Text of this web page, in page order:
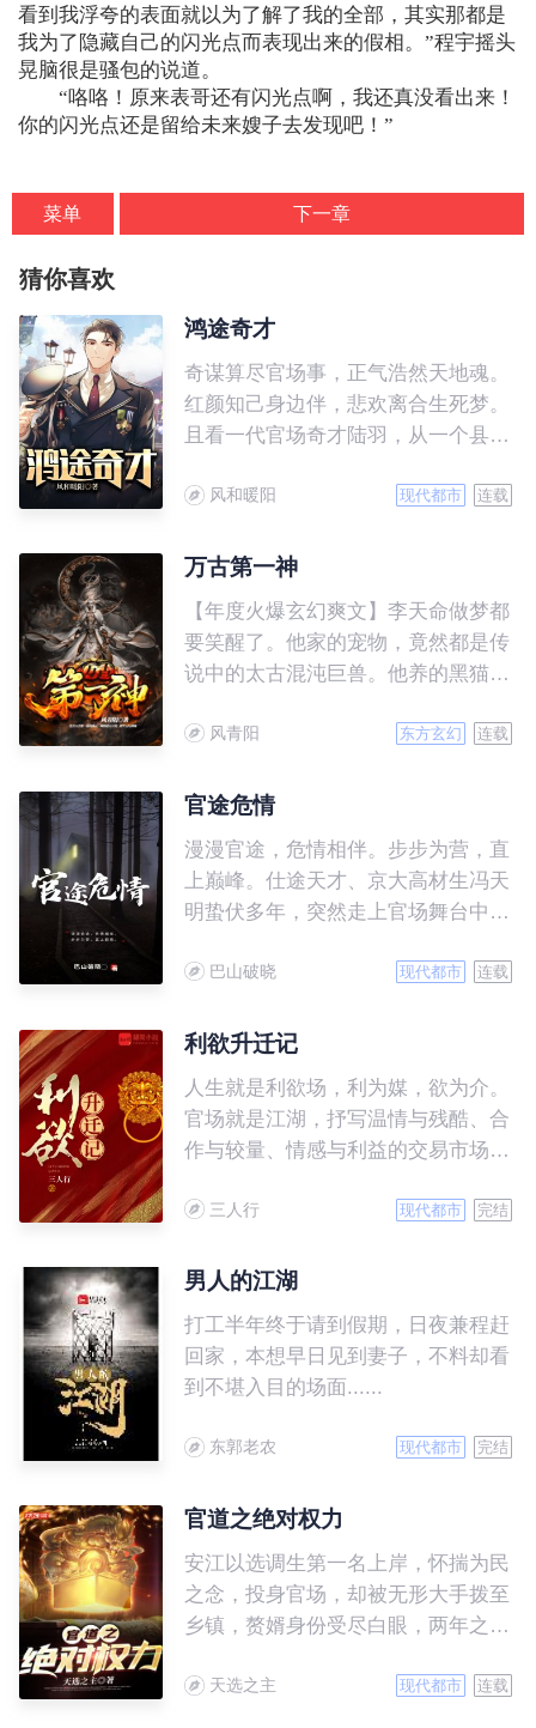
看到我浮夸的表面就以为了解了我的全部，其实那都是
我为了隐藏自己的闪光点而表现出来的假相。”程宇摇头
晃脑很是骚包的说道。
“咯咯！原来表哥还有闪光点啊，我还真没看出来！
你的闪光点还是留给未来嫂子去发现吧！”
菜单 下一章
猜你喜欢
鸿途奇才
奇谋算尽官场事，正气浩然天地魂。
红颜知己身边伴，悲欢离合生死梦。
且看一代官场奇才陆羽，从一个县长
生。风和暖阳 现代都市 连载
万古第一神
【年度火爆玄幻爽文】李天命做梦都
要笑醒了。他家的宠物，竟然都是传
说中的太古混沌巨兽。他养的黑猫，
魔’。 从此，他驾驭十头太古混沌巨
天万界，踏平无尽神域。万物生灵，
风青阳 东方玄幻 连载
官途危情
漫漫官途，危情相伴。步步为营，直
上巅峰。仕途天才、京大高材生冯天
明蛰伏多年，突然走上官场舞台中
处处有情，处处危机四伏，保持初
上官途巅峰……
巴山破晓 现代都市 连载
利欲升迁记
人生就是利欲场，利为媒，欲为介。
官场就是江湖，抒写温情与残酷、合
作与较量、情感与利益的交易市场。
有胸怀天地，志存高远，方能直抵彼
洗练和尔虞仕途的淬炼，终凭一颗畏
升，成为主宰别人命运的人。
三人行 现代都市 完结
男人的江湖
打工半年终于请到假期，日夜兼程赶
回家，本想早日见到妻子，不料却看
到不堪入目的场面......
东郭老农 现代都市 完结
官道之绝对权力
安江以选调生第一名上岸，怀揣为民
之念，投身官场，却被无形大手拨至
乡镇，赘婿身份受尽白眼，两年之期
安江华丽蜕变全县最年轻正科级干
天选之主 现代都市 连载